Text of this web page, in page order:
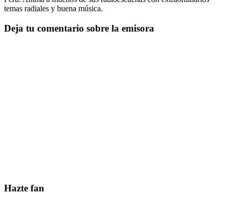
temas radiales y buena música.
Deja tu comentario sobre la emisora
Hazte fan